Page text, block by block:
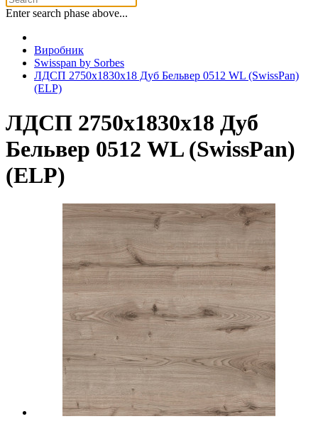
Enter search phase above...
Виробник
Swisspan by Sorbes
ЛДСП 2750x1830x18 Дуб Бельвер 0512 WL (SwissPan)
(ELP)
ЛДСП 2750x1830x18 Дуб
Бельвер 0512 WL (SwissPan)
(ELP)